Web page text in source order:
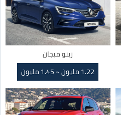
رينو ميجان
1.22 مليون ~ 1.45 مليون